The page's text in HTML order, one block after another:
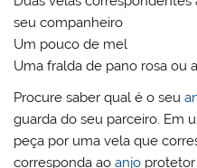
seu companheiro
Um pouco de mel
Uma fralda de pano rosa ou
Procure saber qual é o seu
guarda do seu parceiro. Em
peça por uma vela que
corresponda aoanjo